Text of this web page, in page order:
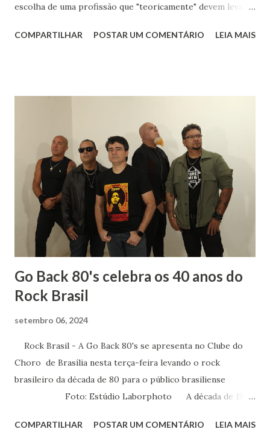
escolha de uma profissão que "teoricamente" devem levar
gostava muito de música, de livros, de escrever, de falar e
Letras, onde teria minha licenciatura e poderia aprender
mais sobre os autores que já faziam parte de minha vida.
Sempre gostei muito das aulas de História: para entender
literatura é importante saber sobre o contexto histórico
da obra, quais os acontecimentos determinantes na
sociedade da época. Tive ótimos professores de História
no Fundamental, no Médio e na Faculdade mas um do
terceiro ano dividia comigo um amor: a mús...
COMPARTILHAR POSTAR UM COMENTÁRIO LEIA MAIS
Go Back 80's celebra os 40 anos do
Rock Brasil
setembro 06, 2024
Rock Brasil - A Go Back 80's se apresenta no Clube do
Choro de Brasília nesta terça-feira levando o rock
brasileiro da década de 80 para o público brasiliense
Foto: Estúdio Laborphoto A década de 1980
período que surgiram as bandas de rock que fizeram
COMPARTILHAR POSTAR UM COMENTÁRIO LEIA MAIS